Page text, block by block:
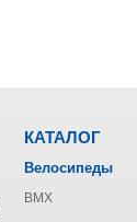
КАТАЛОГ
Велосипеды
BMX